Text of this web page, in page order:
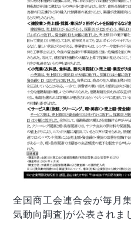
全国商工会連合会が毎月
気動向調査] が公表されま